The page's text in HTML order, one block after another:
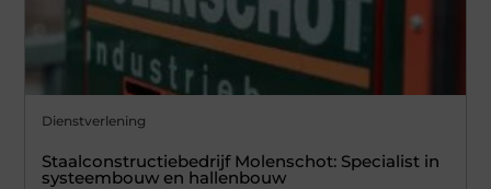
Dienstverlening
Staalconstructiebedrijf Molenschot: Specialist in
systeembouw en hallenbouw